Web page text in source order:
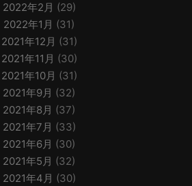
2022年2月 (29)
2022年1月 (31)
2021年12月 (31)
2021年11月 (30)
2021年10月 (31)
2021年9月 (32)
2021年8月 (37)
2021年7月 (33)
2021年6月 (30)
2021年5月 (32)
2021年4月 (30)